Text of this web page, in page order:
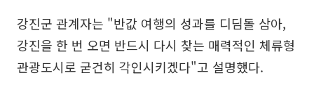
강진군 관계자는 "반값 여행의 성과를 디딤돌 삼아,
강진을 한 번 오면 반드시 다시 찾는 매력적인 체류형
관광도시로 굳건히 각인시키겠다"고 설명했다.